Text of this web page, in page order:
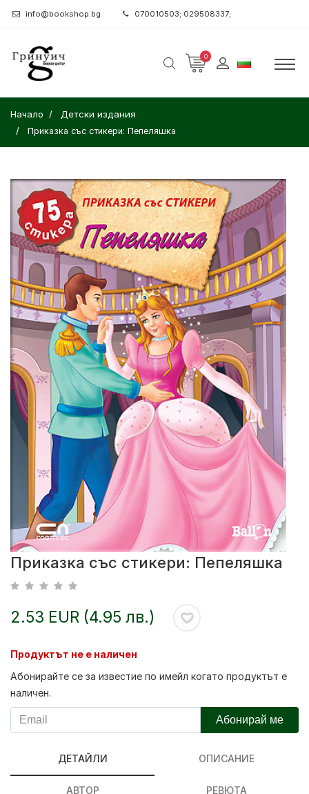
info@bookshop.bg 070010503; 029508337;
0
Начало Детски издания
Приказка със стикери: Пепеляшка
Приказка със стикери: Пепеляшка
2.53 EUR (4.95 лв.)
Продуктът не е наличен
Абонирайте се за известие по имейл когато продуктът е
наличен.
Абонирай ме
ДЕТАЙЛИ ОПИСАНИЕ
АВТОР РЕВЮТА